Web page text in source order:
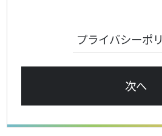
プライバシーポ
次へ